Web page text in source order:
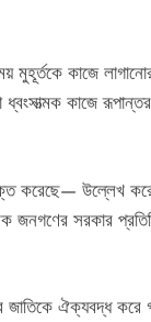
মুহূর্তকে কাজে
কাজে
উল্লেখ করে
জনগণের সরকার
জাতিকে ঐক্যবদ্ধ